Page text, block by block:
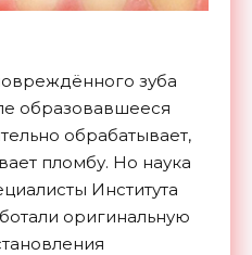
зуба
образовавшееся
обрабатывает,
пломбу. Но наука
Института
оригинальную